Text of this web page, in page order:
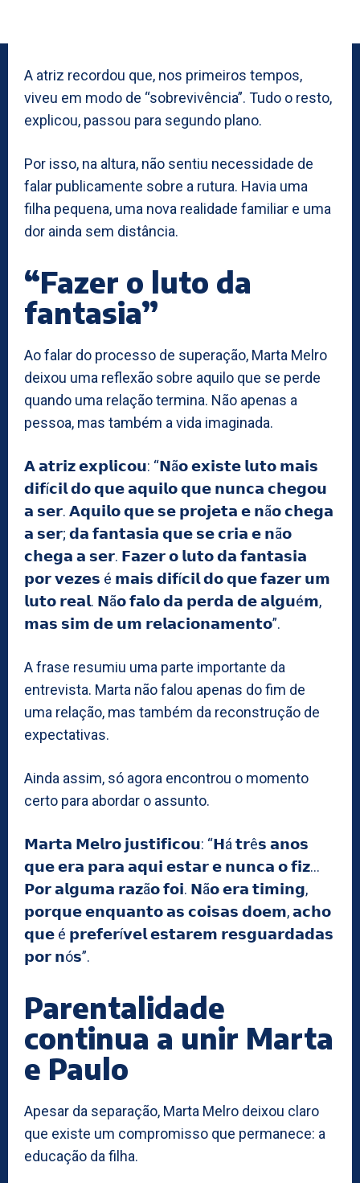
A atriz recordou que, nos primeiros tempos,
viveu em modo de “sobrevivência”. Tudo o resto,
explicou, passou para segundo plano.
Por isso, na altura, não sentiu necessidade de
falar publicamente sobre a rutura. Havia uma
filha pequena, uma nova realidade familiar e uma
dor ainda sem distância.
“Fazer o luto da
fantasia”
Ao falar do processo de superação, Marta Melro
deixou uma reflexão sobre aquilo que se perde
quando uma relação termina. Não apenas a
pessoa, mas também a vida imaginada.
𝗔 𝗮𝘁𝗿𝗶𝘇 𝗲𝘅𝗽𝗹𝗶𝗰𝗼𝘂: “𝗡ã𝗼 𝗲𝘅𝗶𝘀𝘁𝗲 𝗹𝘂𝘁𝗼 𝗺𝗮𝗶𝘀
𝗱𝗶𝗳í𝗰𝗶𝗹 𝗱𝗼 𝗾𝘂𝗲 𝗮𝗾𝘂𝗶𝗹𝗼 𝗾𝘂𝗲 𝗻𝘂𝗻𝗰𝗮 𝗰𝗵𝗲𝗴𝗼𝘂
𝗮 𝘀𝗲𝗿. 𝗔𝗾𝘂𝗶𝗹𝗼 𝗾𝘂𝗲 𝘀𝗲 𝗽𝗿𝗼𝗷𝗲𝘁𝗮 𝗲 𝗻ã𝗼 𝗰𝗵𝗲𝗴𝗮
𝗮 𝘀𝗲𝗿; 𝗱𝗮 𝗳𝗮𝗻𝘁𝗮𝘀𝗶𝗮 𝗾𝘂𝗲 𝘀𝗲 𝗰𝗿𝗶𝗮 𝗲 𝗻ã𝗼
𝗰𝗵𝗲𝗴𝗮 𝗮 𝘀𝗲𝗿. 𝗙𝗮𝘇𝗲𝗿 𝗼 𝗹𝘂𝘁𝗼 𝗱𝗮 𝗳𝗮𝗻𝘁𝗮𝘀𝗶𝗮
𝗽𝗼𝗿 𝘃𝗲𝘇𝗲𝘀 é 𝗺𝗮𝗶𝘀 𝗱𝗶𝗳í𝗰𝗶𝗹 𝗱𝗼 𝗾𝘂𝗲 𝗳𝗮𝘇𝗲𝗿 𝘂𝗺
𝗹𝘂𝘁𝗼 𝗿𝗲𝗮𝗹. 𝗡ã𝗼 𝗳𝗮𝗹𝗼 𝗱𝗮 𝗽𝗲𝗿𝗱𝗮 𝗱𝗲 𝗮𝗹𝗴𝘂é𝗺,
𝗺𝗮𝘀 𝘀𝗶𝗺 𝗱𝗲 𝘂𝗺 𝗿𝗲𝗹𝗮𝗰𝗶𝗼𝗻𝗮𝗺𝗲𝗻𝘁𝗼”.
A frase resumiu uma parte importante da
entrevista. Marta não falou apenas do fim de
uma relação, mas também da reconstrução de
expectativas.
Ainda assim, só agora encontrou o momento
certo para abordar o assunto.
𝗠𝗮𝗿𝘁𝗮 𝗠𝗲𝗹𝗿𝗼 𝗷𝘂𝘀𝘁𝗶𝗳𝗶𝗰𝗼𝘂: “𝗛á 𝘁𝗿ê𝘀 𝗮𝗻𝗼𝘀
𝗾𝘂𝗲 𝗲𝗿𝗮 𝗽𝗮𝗿𝗮 𝗮𝗾𝘂𝗶 𝗲𝘀𝘁𝗮𝗿 𝗲 𝗻𝘂𝗻𝗰𝗮 𝗼 𝗳𝗶𝘇…
𝗣𝗼𝗿 𝗮𝗹𝗴𝘂𝗺𝗮 𝗿𝗮𝘇ã𝗼 𝗳𝗼𝗶. 𝗡ã𝗼 𝗲𝗿𝗮 𝘁𝗶𝗺𝗶𝗻𝗴,
𝗽𝗼𝗿𝗾𝘂𝗲 𝗲𝗻𝗾𝘂𝗮𝗻𝘁𝗼 𝗮𝘀 𝗰𝗼𝗶𝘀𝗮𝘀 𝗱𝗼𝗲𝗺, 𝗮𝗰𝗵𝗼
𝗾𝘂𝗲 é 𝗽𝗿𝗲𝗳𝗲𝗿í𝘃𝗲𝗹 𝗲𝘀𝘁𝗮𝗿𝗲𝗺 𝗿𝗲𝘀𝗴𝘂𝗮𝗿𝗱𝗮𝗱𝗮𝘀
𝗽𝗼𝗿 𝗻ó𝘀”.
Parentalidade
continua a unir Marta
e Paulo
Apesar da separação, Marta Melro deixou claro
que existe um compromisso que permanece: a
educação da filha.